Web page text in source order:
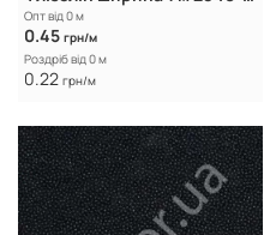
Опт від 0 м
0.45 грн/м
Роздріб від 0 м
0.22 грн/м